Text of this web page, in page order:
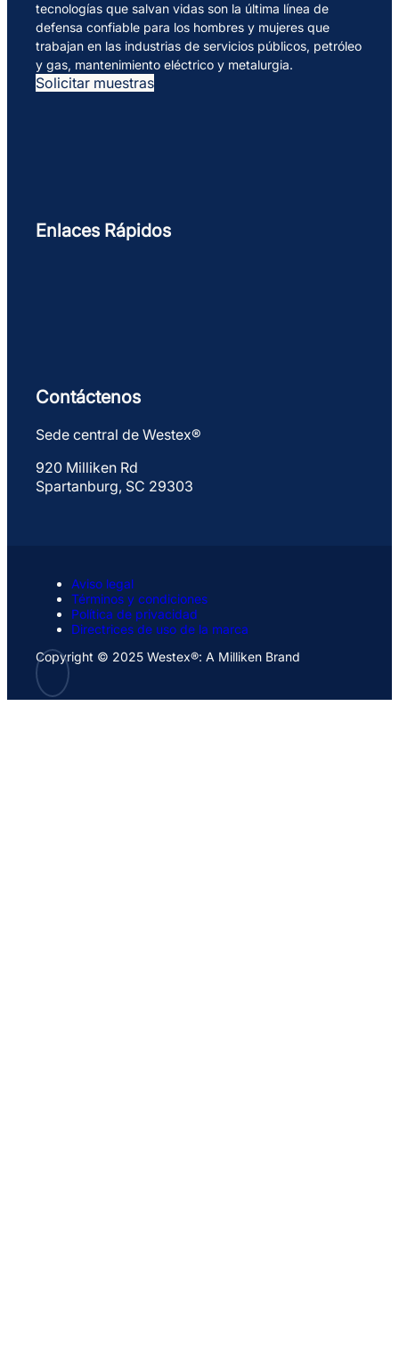
tecnologías que salvan vidas son la última línea de
defensa confiable para los hombres y mujeres que
trabajan en las industrias de servicios públicos, petróleo
y gas, mantenimiento eléctrico y metalurgia.
Solicitar muestras
Enlaces Rápidos
Contáctenos
Sede central de Westex®
920 Milliken Rd
Spartanburg, SC 29303
Aviso legal
Términos y condiciones
Política de privacidad
Directrices de uso de la marca
Copyright © 2025 Westex®: A Milliken Brand